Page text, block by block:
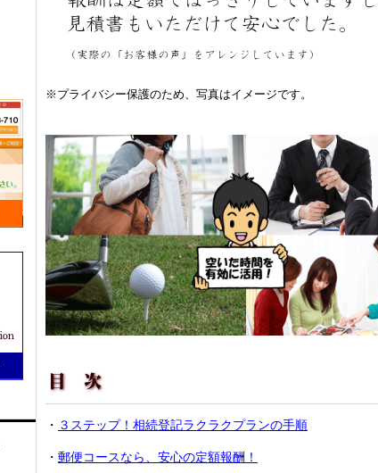
※プライバシー保護のため、写真はイメージです。
・ ３ステップ！相続登記ラクラクプランの手順
・ 郵便コースなら、安心の定額報酬！